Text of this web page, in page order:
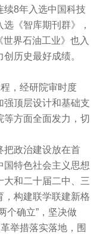
续8年入选中国科技
《智库期刊群》，
界石油工业》也入
历史最好成绩。
，经研院审时度
强顶层设计和基础支
方面全面发力，切
把政治建设放在首
国特色社会主义思想
大和二十届二中、三
，构建联学联建新格
个确立”，坚决做
举措落实落地，围